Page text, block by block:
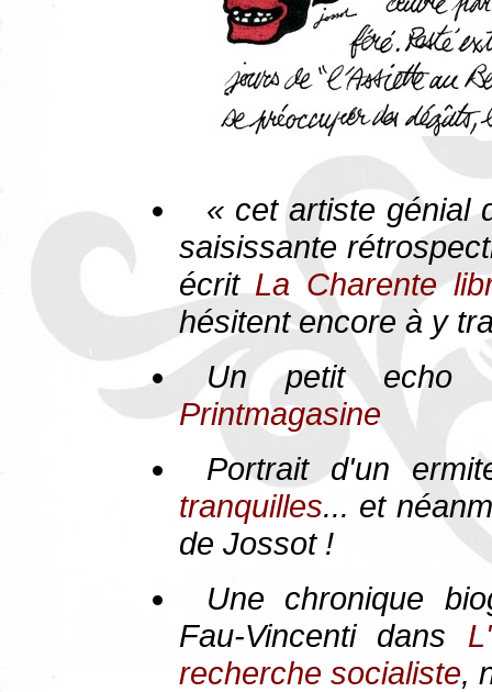
« cet artiste génial
saisissante
écrit La Charente
hésitent encore à y
Un petit echo
Printmagasine
Portrait d'un
tranquilles... et
de Jossot !
Une chronique
Fau-Vincenti dans
recherche socialiste,